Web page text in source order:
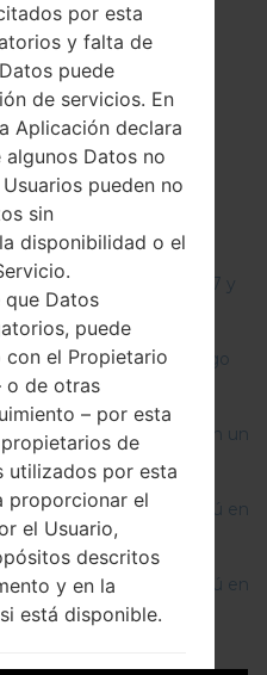
en LG G3, G4, G5 , G7 y
fábrica a través del código
similares?
Android de LG con un
fábrica a través del menú en
fábrica a través del menú en
y seres similares?
por esta
y falta de
puede
de servicios. En
Aplicación declara
Datos no
pueden no
sin
disponibilidad o el
que Datos
puede
el Propietario
o de otras
– por esta
de
utilizados por esta
proporcionar el
el Usuario,
descritos
y en la
está disponible.